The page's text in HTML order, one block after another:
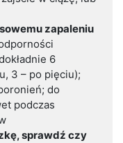
zapaleniu
6
3 – po pięciu);
do
podczas
sprawdź czy